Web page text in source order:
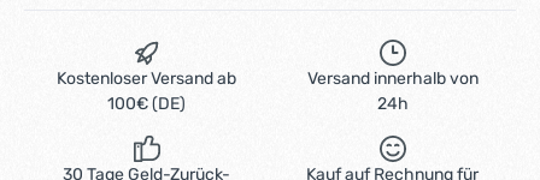
Kostenloser Versand ab
100€ (DE)
Versand innerhalb von
24h
30 Tage Geld-Zurück-
Kauf auf Rechnung für